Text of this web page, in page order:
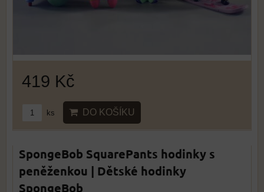
419 Kč
ks DO KOŠÍKU
SpongeBob SquarePants hodinky s
peněženkou | Dětské hodinky
SpongeBob